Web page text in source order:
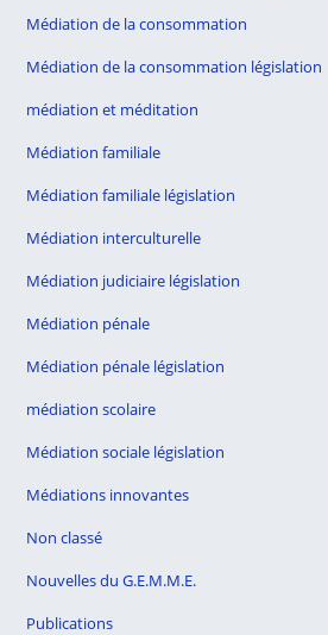
Médiation de la consommation
Médiation de la consommation législation
médiation et méditation
Médiation familiale
Médiation familiale législation
Médiation interculturelle
Médiation judiciaire législation
Médiation pénale
Médiation pénale législation
médiation scolaire
Médiation sociale législation
Médiations innovantes
Non classé
Nouvelles du G.E.M.M.E.
Publications